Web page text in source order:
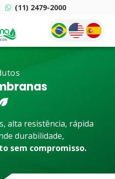
(11) 2479-2000
alta resistência, rápida
durabilidade,
sem compromisso.